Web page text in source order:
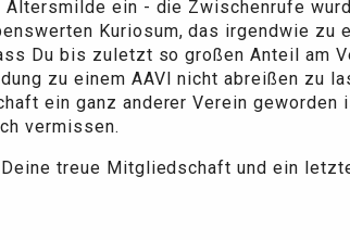
ein - die Zwischenrufe
Kuriosum, das irgendwie
Du bis zuletzt so großen Anteil am
zu einem AAVI nicht abreißen zu
ein ganz anderer Verein
vermissen.
Deine treue Mitgliedschaft und ein